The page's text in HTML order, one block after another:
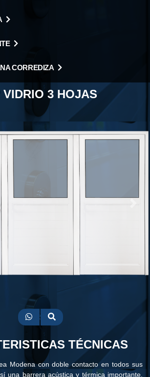
CORREDIZA
VIDRIO 3 HOJAS
TÉCNICAS
Modena con doble contacto en todos sus
una barrera acústica y térmica importante.